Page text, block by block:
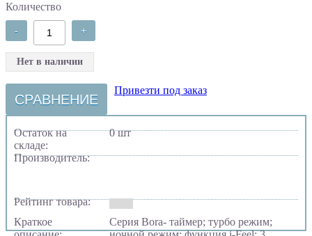
Количество
- +
Нет в наличии
СРАВНЕНИЕ
Привезти под заказ
Остаток на
складе:
0 шт
Производитель:
Рейтинг товара:
Краткое
Серия Bora- таймер; турбо режим;